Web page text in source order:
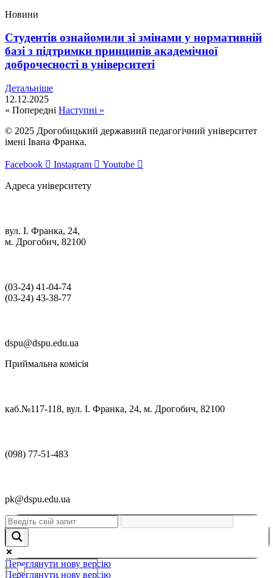
Новини
Студентів ознайомили зі змінами у нормативній
базі з підтримки принципів академічної
доброчесності в університеті
Детальніше
12.12.2025
« Попередні Наступні »
© 2025 Дрогобицький державний педагогічний університет
імені Івана Франка.
Facebook Instagram Youtube
Адреса університету
вул. І. Франка, 24,
м. Дрогобич, 82100
(03‑24) 41‑04‑74
(03‑24) 43‑38‑77
dspu@dspu.edu.ua
Приймальна комісія
каб.№117-118, вул. І. Франка, 24, м. Дрогобич, 82100
(098) 77-51-483
pk@dspu.edu.ua
Переглянути нову версію
Переглянути нову версію